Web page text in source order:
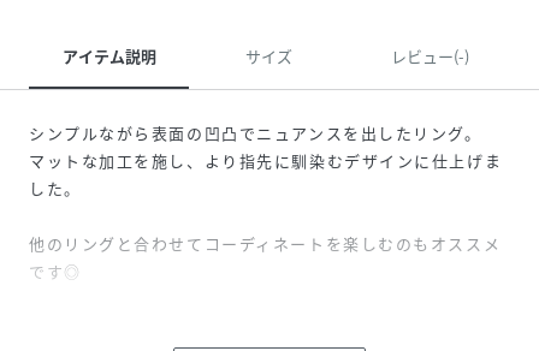
アイテム説明 サイズ レビュー(-)
シンプルながら表面の凹凸でニュアンスを出したリング。
マットな加工を施し、より指先に馴染むデザインに仕上げま
した。
他のリングと合わせてコーディネートを楽しむのもオススメ
です◎